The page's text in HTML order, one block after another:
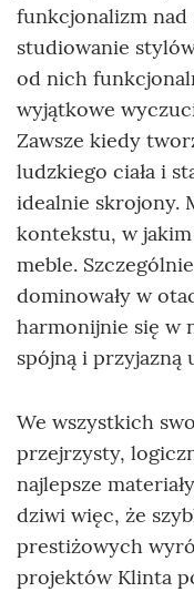
funkcjonalizm nad
studiowanie
od nich
wyjątkowe
Zawsze kiedy
ludzkiego ciała i
idealnie skrojony.
kontekstu, w
meble.
dominowały w
harmonijnie się w
spójną i przyjazną
We wszystkich
przejrzysty,
najlepsze
dziwi więc, że
prestiżowych
projektów Klinta